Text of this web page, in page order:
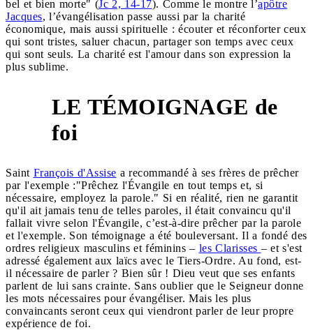
bel et bien morte" (Jc 2, 14-17). Comme le montre l’apôtre
Jacques, l’évangélisation passe aussi par la charité
économique, mais aussi spirituelle : écouter et réconforter ceux
qui sont tristes, saluer chacun, partager son temps avec ceux
qui sont seuls. La charité est l'amour dans son expression la
plus sublime.
LE TÉMOIGNAGE de
foi
Saint François d'Assise a recommandé à ses frères de prêcher
par l'exemple :"Prêchez l'Évangile en tout temps et, si
nécessaire, employez la parole." Si en réalité, rien ne garantit
qu'il ait jamais tenu de telles paroles, il était convaincu qu'il
fallait vivre selon l'Évangile, c’est-à-dire prêcher par la parole
et l'exemple. Son témoignage a été bouleversant. Il a fondé des
ordres religieux masculins et féminins – les Clarisses – et s'est
adressé également aux laïcs avec le Tiers-Ordre. Au fond, est-
il nécessaire de parler ? Bien sûr ! Dieu veut que ses enfants
parlent de lui sans crainte. Sans oublier que le Seigneur donne
les mots nécessaires pour évangéliser. Mais les plus
convaincants seront ceux qui viendront parler de leur propre
expérience de foi.